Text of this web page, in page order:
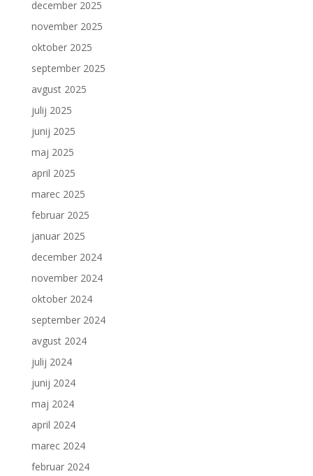
december 2025
november 2025
oktober 2025
september 2025
avgust 2025
julij 2025
junij 2025
maj 2025
april 2025
marec 2025
februar 2025
januar 2025
december 2024
november 2024
oktober 2024
september 2024
avgust 2024
julij 2024
junij 2024
maj 2024
april 2024
marec 2024
februar 2024